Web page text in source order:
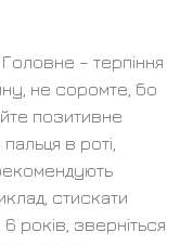
– терпіння
не соромте, бо
позитивне
в роті,
стискати
років, зверніться